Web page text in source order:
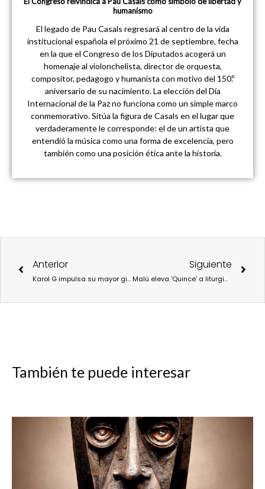
humanismo
El legado de Pau Casals regresará al centro de la vida
institucional española el próximo 21 de septiembre, fecha
en la que el Congreso de los Diputados acogerá un
homenaje al violonchelista, director de orquesta,
compositor, pedagogo y humanista con motivo del 150.º
aniversario de su nacimiento. La elección del Día
Internacional de la Paz no funciona como un simple marco
conmemorativo. Sitúa la figura de Casals en el lugar que
verdaderamente le corresponde: el de un artista que
entendió la música como una forma de excelencia, pero
también como una posición ética ante la historia.
Anterior
Karol G impulsa su mayor gira mundial con “Tropitour” y aterriza en España en 2027
Siguiente
Malú eleva ‘Quince’ a liturgia emocional sobre el tiempo, la memoria y la reconciliación
También te puede interesar